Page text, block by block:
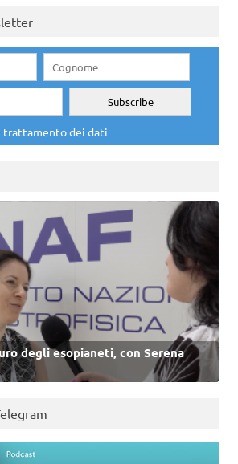
trattamento dei dati
degli esopianeti, con Serena